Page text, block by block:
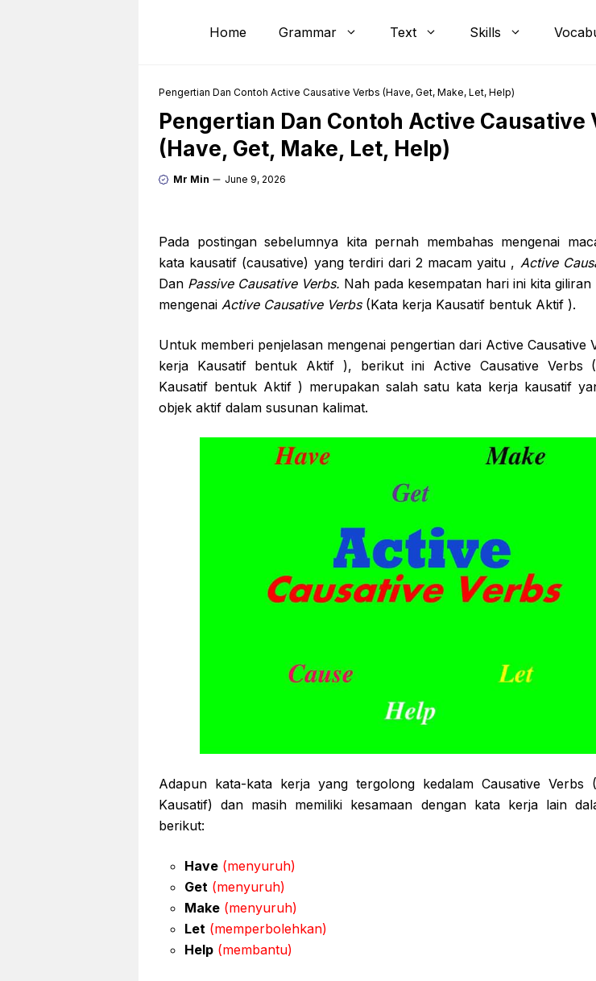
Home Grammar Text Skills
Pengertian Dan Contoh Active Causative Verbs (Have, Get, Make, Let, Help)
Pengertian Dan Contoh Active Causative
(Have, Get, Make, Let, Help)
Mr Min June 9, 2026
Pada postingan sebelumnya kita pernah membahas mengenai
kata kausatif (causative) yang terdiri dari 2 macam yaitu , Active
Dan Passive Causative Verbs. Nah pada kesempatan hari ini kita giliran
mengenai Active Causative Verbs(Kata kerja Kausatif bentuk Aktif ).
Untuk memberi penjelasan mengenai pengertian dari Active Causative
kerja Kausatif bentuk Aktif ), berikut ini Active Causative Verbs
Kausatif bentuk Aktif ) merupakan salah satu kata kerja kausatif
objek aktif dalam susunan kalimat.
Adapun kata-kata kerja yang tergolong kedalam Causative Verbs
Kausatif) dan masih memiliki kesamaan dengan kata kerja lain
berikut:
Have (menyuruh)
Get (menyuruh)
Make (menyuruh)
Let (memperbolehkan)
Help (membantu)